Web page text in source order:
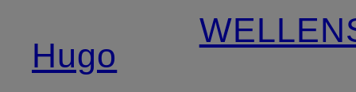
Hugo